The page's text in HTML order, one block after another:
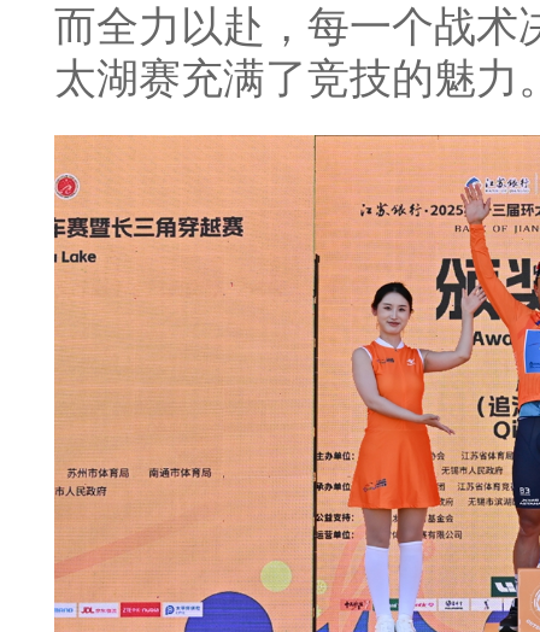
而全力以赴，每一个战术
太湖赛充满了竞技的魅力